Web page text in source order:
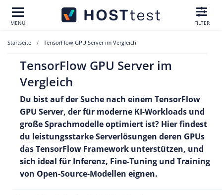
MENÜ FILTER
Startseite TensorFlow GPU Server im Vergleich
TensorFlow GPU Server im
Vergleich
Du bist auf der Suche nach einem TensorFlow
GPU Server, der für moderne KI-Workloads und
große Sprachmodelle optimiert ist? Hier findest
du leistungsstarke Serverlösungen deren GPUs
das TensorFlow Framework unterstützen, und
sich ideal für Inferenz, Fine-Tuning und Training
von Open-Source-Modellen eignen.